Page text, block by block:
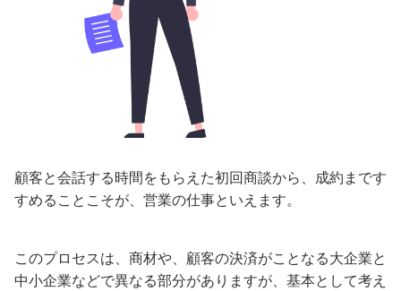
顧客と会話する時間をもらえた初回商談から、成約まです
すめることこそが、営業の仕事といえます。
このプロセスは、商材や、顧客の決済がことなる大企業と
中小企業などで異なる部分がありますが、基本として考え